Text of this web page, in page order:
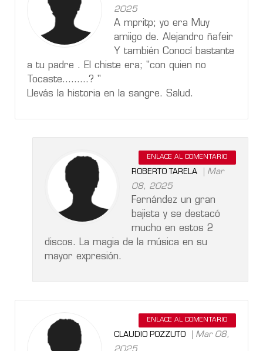
2025
A mpritp; yo era Muy
amiigo de. Alejandro ñafeir
Y también Conocí bastante
a tu padre . El chiste era; "con quien no
Tocaste.........? "
Llevás la historia en la sangre. Salud.
ENLACE AL COMENTARIO
ROBERTO TARELA
Mar
08, 2025
Fernández un gran
bajista y se destacó
mucho en estos 2
discos. La magia de la música en su
mayor expresión.
ENLACE AL COMENTARIO
CLAUDIO POZZUTO
Mar 08,